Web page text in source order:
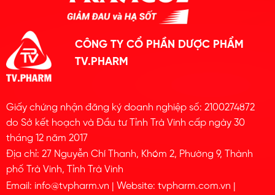
CÔNG TY CỔ PHẦN DƯỢC PHẨM
TV.PHARM
Giấy chứng nhận đăng ký doanh nghiệp số: 2100274872
do Sở kết hoạch và Đầu tư Tỉnh Trà Vinh cấp ngày 30
tháng 12 năm 2017
Địa chỉ: 27 Nguyễn Chí Thanh, Khóm 2, Phường 9, Thành
phố Trà Vinh, Tỉnh Trà Vinh
Email: info@tvpharm.vn | Website: tvpharm.com.vn |